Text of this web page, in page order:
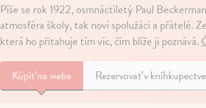
Píše se rok 1922, osmnáctiletý Paul
atmosféra školy, tak noví spolužáci a přátelé.
která ho přitahuje tím víc, čím blíže ji poznává.
Kúpiťna webe Rezervovať v kníhkupectve